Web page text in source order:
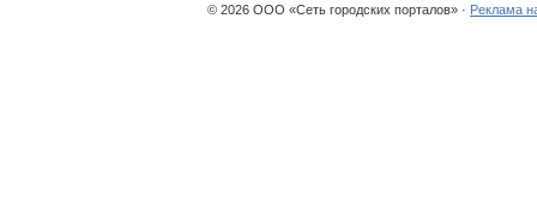
© 2026 ООО «Сеть городских порталов» · Реклама